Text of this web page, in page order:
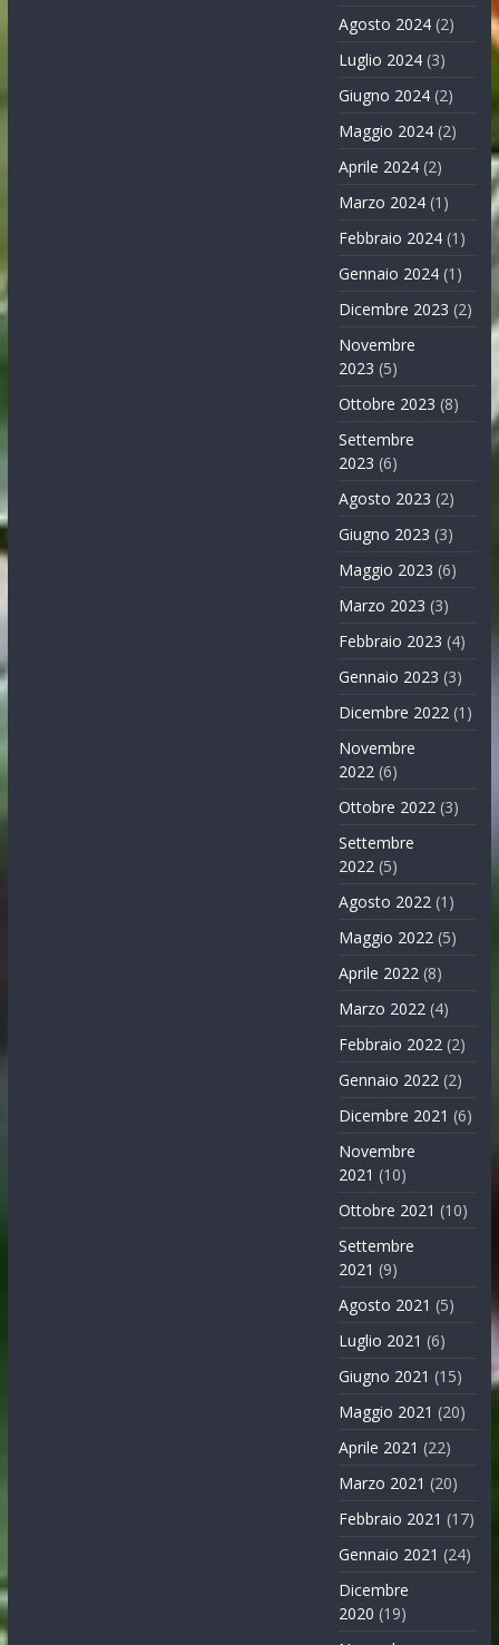
Agosto 2024 (2)
Luglio 2024 (3)
Giugno 2024 (2)
Maggio 2024 (2)
Aprile 2024 (2)
Marzo 2024 (1)
Febbraio 2024 (1)
Gennaio 2024 (1)
Dicembre 2023 (2)
Novembre
2023 (5)
Ottobre 2023 (8)
Settembre
2023 (6)
Agosto 2023 (2)
Giugno 2023 (3)
Maggio 2023 (6)
Marzo 2023 (3)
Febbraio 2023 (4)
Gennaio 2023 (3)
Dicembre 2022 (1)
Novembre
2022 (6)
Ottobre 2022 (3)
Settembre
2022 (5)
Agosto 2022 (1)
Maggio 2022 (5)
Aprile 2022 (8)
Marzo 2022 (4)
Febbraio 2022 (2)
Gennaio 2022 (2)
Dicembre 2021 (6)
Novembre
2021 (10)
Ottobre 2021 (10)
Settembre
2021 (9)
Agosto 2021 (5)
Luglio 2021 (6)
Giugno 2021 (15)
Maggio 2021 (20)
Aprile 2021 (22)
Marzo 2021 (20)
Febbraio 2021 (17)
Gennaio 2021 (24)
Dicembre
2020 (19)